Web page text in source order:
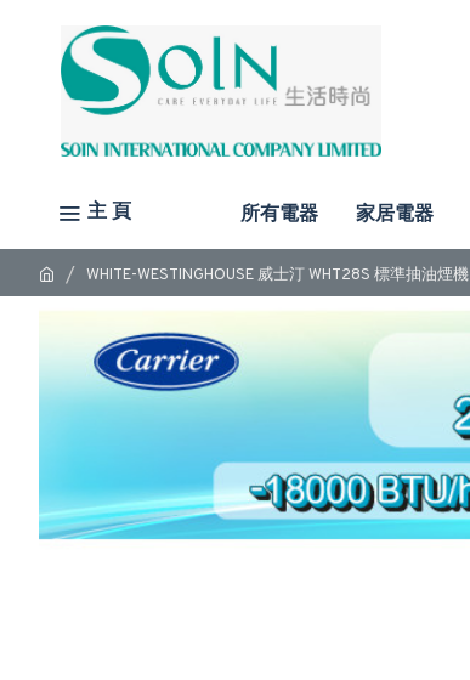
主 頁 所有電器 家居電器
WHITE-WESTINGHOUSE 威士汀 WHT28S 標準抽油煙機